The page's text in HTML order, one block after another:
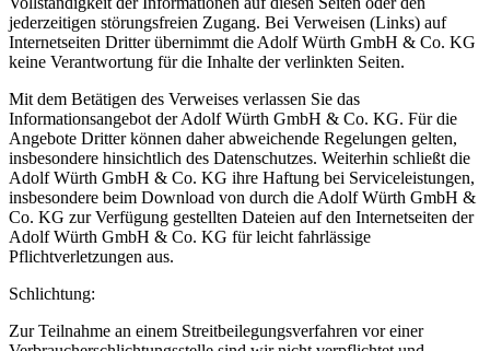
jederzeitigen störungsfreien Zugang. Bei Verweisen (Links) auf
Internetseiten Dritter übernimmt die Adolf Würth GmbH & Co. KG
keine Verantwortung für die Inhalte der verlinkten Seiten.
Mit dem Betätigen des Verweises verlassen Sie das
Informationsangebot der Adolf Würth GmbH & Co. KG. Für die
Angebote Dritter können daher abweichende Regelungen gelten,
insbesondere hinsichtlich des Datenschutzes. Weiterhin schließt die
Adolf Würth GmbH & Co. KG ihre Haftung bei Serviceleistungen,
insbesondere beim Download von durch die Adolf Würth GmbH &
Co. KG zur Verfügung gestellten Dateien auf den Internetseiten der
Adolf Würth GmbH & Co. KG für leicht fahrlässige
Pflichtverletzungen aus.
Schlichtung:
Zur Teilnahme an einem Streitbeilegungsverfahren vor einer